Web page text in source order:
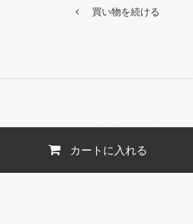
買い物を続ける
カートに入れる